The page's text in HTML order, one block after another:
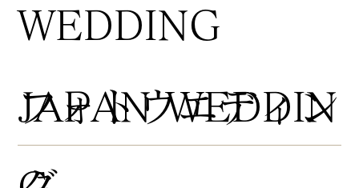
​フォトウエディン
WEDDING
JAPAN WEDDIN